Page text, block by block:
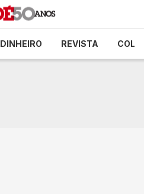
DINHEIRO REVISTA